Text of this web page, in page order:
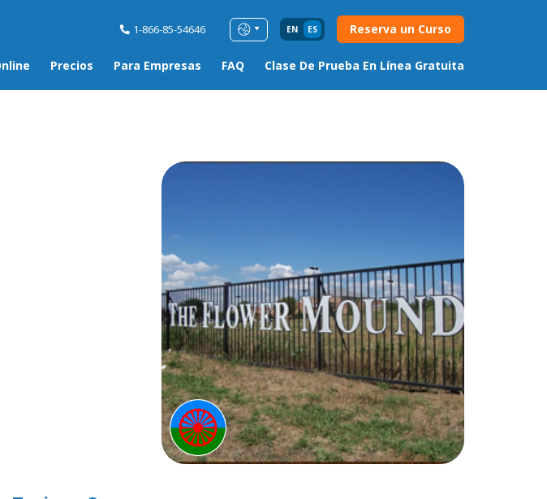
1-866-85-54646 EN ES Reserva un Curso
Precios Para Empresas FAQ Clase De Prueba En Línea Gratuita